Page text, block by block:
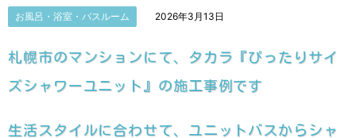
お風呂・浴室・バスルーム 2026年3月13日
札幌市のマンションにて、タカラ『ぴったりサイ
ズシャワーユニット』の施工事例です
生活スタイルに合わせて、ユニットバスからシャ